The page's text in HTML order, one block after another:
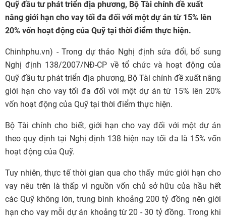
Quỹ đầu tư phát triển địa phương, Bộ Tài chính đề xuất
nâng giới hạn cho vay tối đa đối với một dự án từ 15% lên
20% vốn hoạt động của Quỹ tại thời điểm thực hiện.
Chinhphu.vn) - Trong dự thảo Nghị định sửa đổi, bổ sung
Nghị định 138/2007/NĐ-CP về tổ chức và hoạt động của
Quỹ đầu tư phát triển địa phương, Bộ Tài chính đề xuất nâng
giới hạn cho vay tối đa đối với một dự án từ 15% lên 20%
vốn hoạt động của Quỹ tại thời điểm thực hiện.
Bộ Tài chính cho biết, giới hạn cho vay đối với một dự án
theo quy định tại Nghị định 138 hiện nay tối đa là 15% vốn
hoạt động của Quỹ.
Tuy nhiên, thực tế thời gian qua cho thấy mức giới hạn cho
vay nêu trên là thấp vì nguồn vốn chủ sở hữu của hầu hết
các Quỹ không lớn, trung bình khoảng 200 tỷ đồng nên giới
hạn cho vay mỗi dự án khoảng từ 20 - 30 tỷ đồng. Trong khi